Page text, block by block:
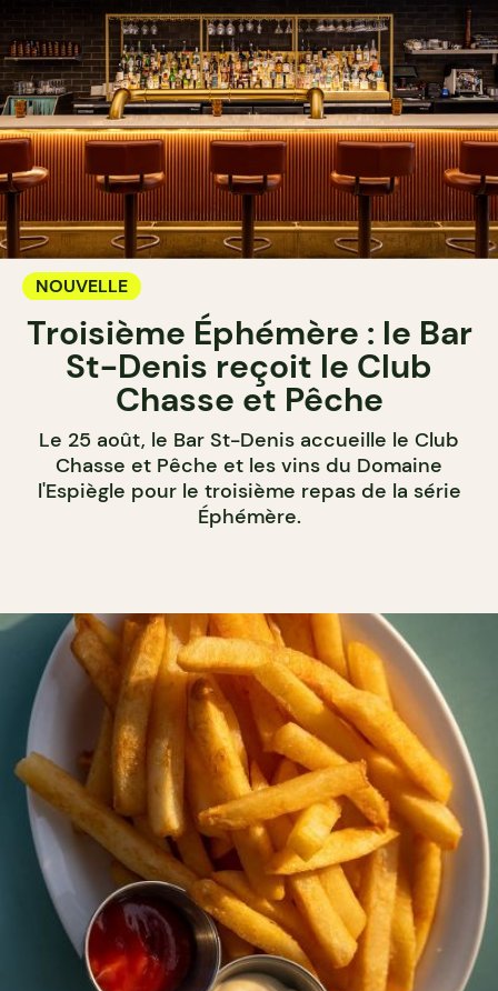
NOUVELLE
Troisième Éphémère : le Bar
St-Denis reçoit le Club
Chasse et Pêche
Le 25 août, le Bar St-Denis accueille le Club
Chasse et Pêche et les vins du Domaine
l'Espiègle pour le troisième repas de la série
Éphémère.